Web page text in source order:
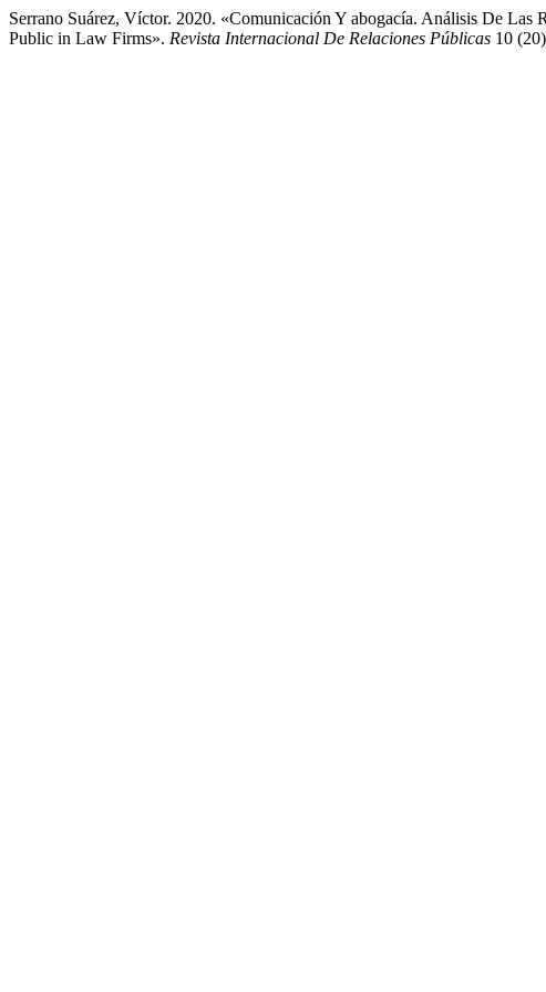
Serrano Suárez, Víctor. 2020. «Comunicación Y abogacía. Análisis De
Public in Law Firms». Revista Internacional De Relaciones Públicas 10